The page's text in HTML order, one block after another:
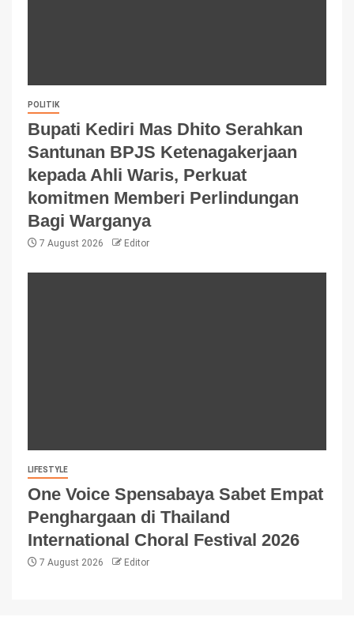
POLITIK
Bupati Kediri Mas Dhito Serahkan
Santunan BPJS Ketenagakerjaan
kepada Ahli Waris, Perkuat
komitmen Memberi Perlindungan
Bagi Warganya
7 August 2026 Editor
LIFESTYLE
One Voice Spensabaya Sabet Empat
Penghargaan di Thailand
International Choral Festival 2026
7 August 2026 Editor